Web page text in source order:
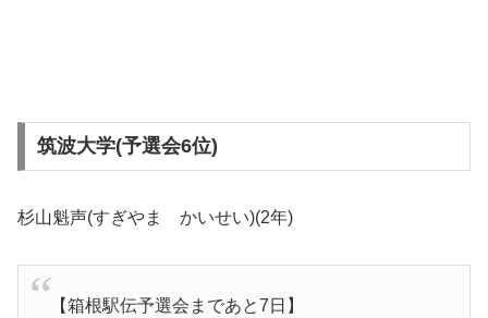
筑波大学(予選会6位)
杉山魁声(すぎやま かいせい)(2年)
【箱根駅伝予選会まであと7日】